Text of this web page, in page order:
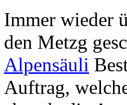
Immer wieder
den Metzg
Alpensäuli
Auftrag,